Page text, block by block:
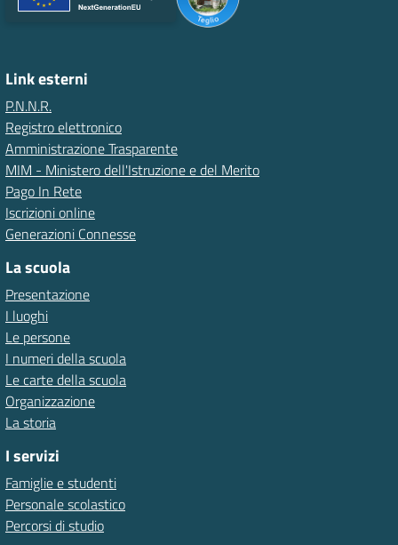
Link esterni
P.N.N.R.
Registro elettronico
Amministrazione Trasparente
MIM - Ministero dell'Istruzione e del Merito
Pago In Rete
Iscrizioni online
Generazioni Connesse
La scuola
Presentazione
I luoghi
Le persone
I numeri della scuola
Le carte della scuola
Organizzazione
La storia
I servizi
Famiglie e studenti
Personale scolastico
Percorsi di studio